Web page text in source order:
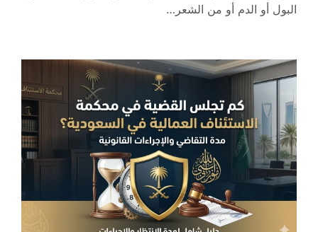
البول أو الدم أو من الشعر…